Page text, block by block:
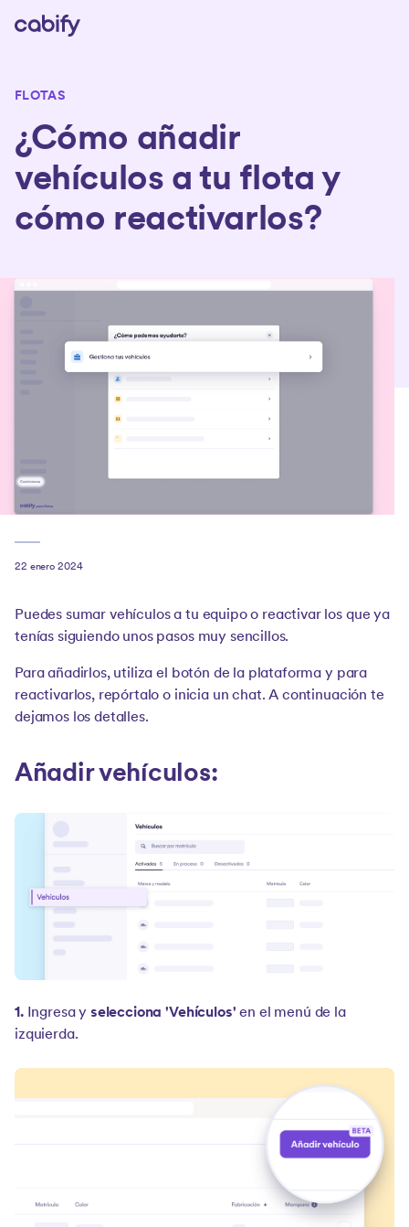
FLOTAS
¿Cómo añadir
vehículos a tu flota y
cómo reactivarlos?
22 enero 2024
Puedes sumar vehículos a tu equipo o reactivar los que ya
tenías siguiendo unos pasos muy sencillos.
Para añadirlos, utiliza el botón de la plataforma y para
reactivarlos, repórtalo o inicia un chat. A continuación te
dejamos los detalles.
Añadir vehículos:
1.Ingresa y selecciona 'Vehículos' en el menú de la
izquierda.